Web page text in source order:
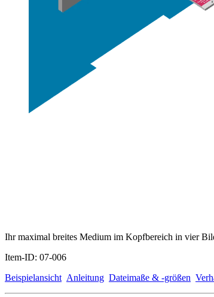
Ihr maximal breites Medium im Kopfbereich in vier
Item-ID: 07-006
Beispielansicht Anleitung Dateimaße & -größen